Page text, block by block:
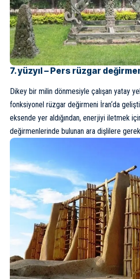
7. yüzyıl – Pers rüzgar
Dikey bir milin dönmesiyle çalışan yatay
fonksiyonel rüzgar değirmeni İran‘da
eksende yer aldığından, enerjiyi iletmek
değirmenlerinde bulunan ara dişlilere